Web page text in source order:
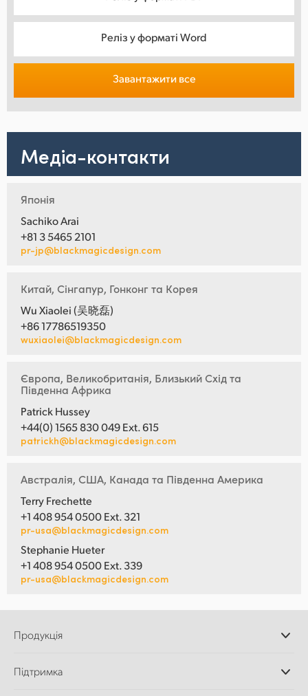
Реліз у форматі Word
Завантажити все
Медіа-контакти
Японія
Sachiko Arai
+81 3 5465 2101
pr-jp@blackmagicdesign.com
Китай, Сінгапур, Гонконг та Корея
Wu Xiaolei (吴晓磊)
+86 17786519350
wuxiaolei@blackmagicdesign.com
Європа, Великобританія, Близький Схід та
Південна Африка
Patrick Hussey
+44(0) 1565 830 049 Ext. 615
patrickh@blackmagicdesign.com
Австралія, США, Канада та Південна Америка
Terry Frechette
+1 408 954 0500 Ext. 321
pr-usa@blackmagicdesign.com
Stephanie Hueter
+1 408 954 0500 Ext. 339
pr-usa@blackmagicdesign.com
Продукція
Додатки DaVinci
Підтримка